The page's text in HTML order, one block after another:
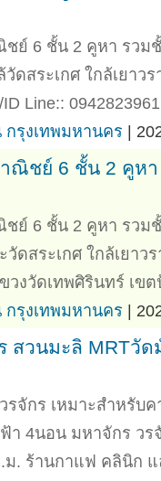
ชย์ 6 ชั้น 2 คูหา รว
ดสระเกศ ใกล้เยาว
Line::
รุงเทพมหานคร |
ณิชย์ 6 ชั้น 2 คูห
ชย์ 6 ชั้น 2 คูหา รว
ดสระเกศ ใกล้เยาว
วงวัดเทพศิรินทร์ เข
รุงเทพมหานคร |
สวนมะลิ MRTวั
รจักร เหมาะสำหรับ
4นอน มหาจักร วร
.ม. ร้านกาแฟ คลินิก